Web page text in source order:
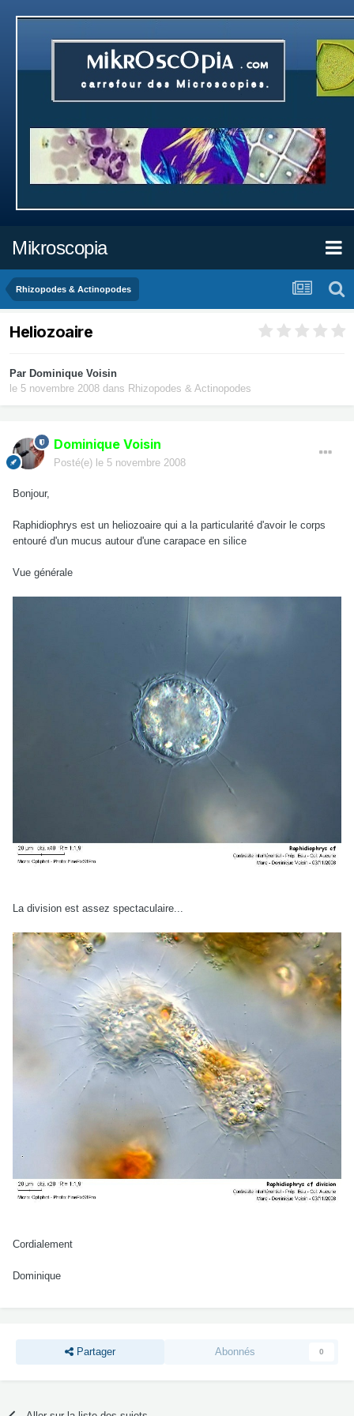
Mikroscopia
Rhizopodes & Actinopodes
Heliozoaire
Par Dominique Voisin
le 5 novembre 2008 dans Rhizopodes & Actinopodes
Dominique Voisin
Posté(e) le 5 novembre 2008
Bonjour,
Raphidiophrys est un heliozoaire qui a la particularité d'avoir le corps
entouré d'un mucus autour d'une carapace en silice
Vue générale
La division est assez spectaculaire...
Cordialement
Dominique
Partager Abonnés 0